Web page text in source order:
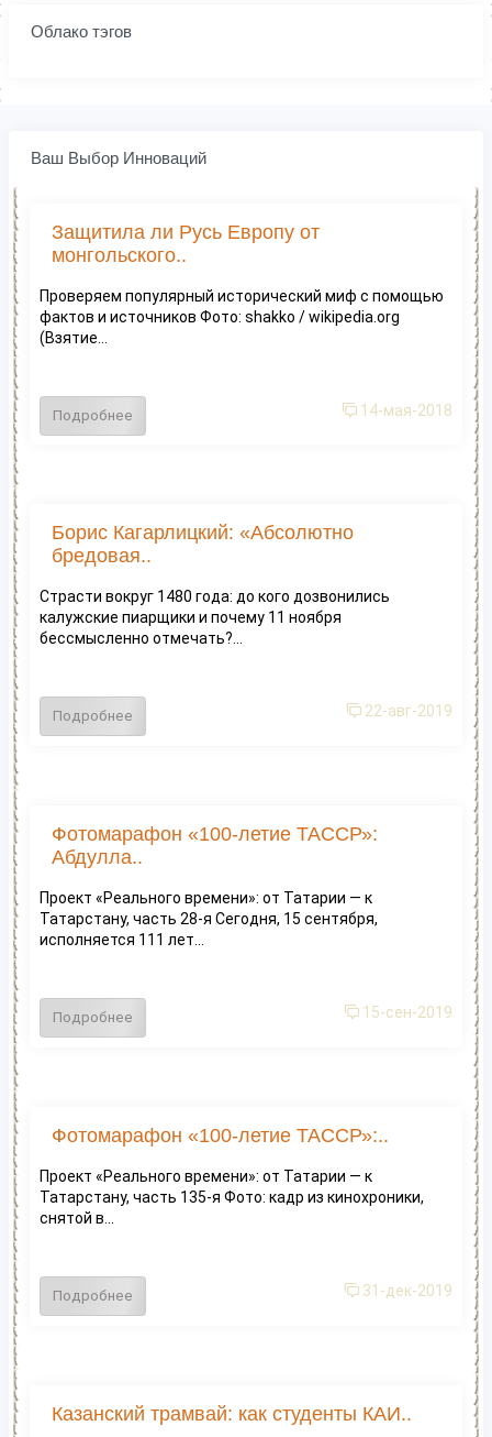
Облако тэгов
Ваш Выбор Инноваций
Защитила ли Русь Европу от
монгольского..
Проверяем популярный исторический миф с помощью
фактов и источников Фото: shakko / wikipedia.org
(Взятие...
Подробнее 14-мая-2018
Борис Кагарлицкий: «Абсолютно
бредовая..
Страсти вокруг 1480 года: до кого дозвонились
калужские пиарщики и почему 11 ноября
бессмысленно отмечать?...
Подробнее 22-авг-2019
Фотомарафон «100-летие ТАССР»:
Абдулла..
Проект «Реального времени»: от Татарии — к
Татарстану, часть 28-я Сегодня, 15 сентября,
исполняется 111 лет...
Подробнее 15-сен-2019
Фотомарафон «100-летие ТАССР»:..
Проект «Реального времени»: от Татарии — к
Татарстану, часть 135-я Фото: кадр из кинохроники,
снятой в...
Подробнее 31-дек-2019
Казанский трамвай: как студенты КАИ..